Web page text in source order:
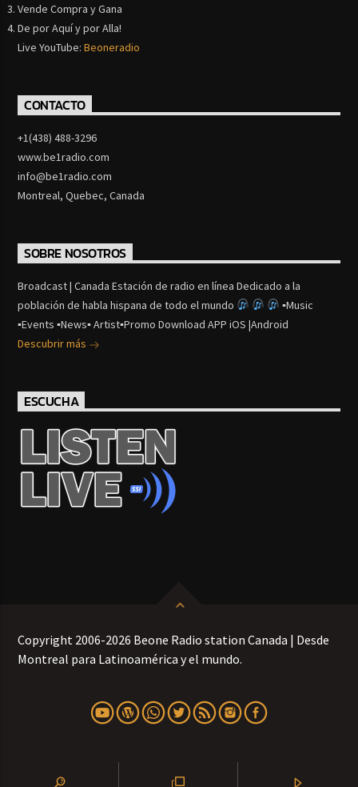
Vende Compra y Gana
De por Aquí y por Alla!
Live YouTube:Beoneradio
CONTACTO
+1(438) 488-3296
www.be1radio.com
info@be1radio.com
Montreal, Quebec, Canada
SOBRE NOSOTROS
Broadcast | Canada Estación de radio en línea Dedicado a la
población de habla hispana de todo el mundo
▪Music
▪Events ▪News▪ Artist▪Promo Download APP iOS |Android
Descubrir más
ESCUCHA
Copyright 2006-2026 Beone Radio station Canada | Desde
Montreal para Latinoamérica y el mundo.